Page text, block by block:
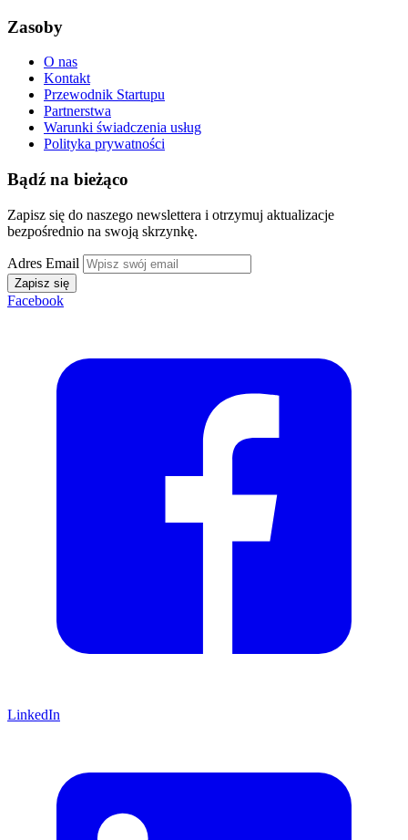
Zasoby
O nas
Kontakt
Przewodnik Startupu
Partnerstwa
Warunki świadczenia usług
Polityka prywatności
Bądź na bieżąco
Zapisz się do naszego newslettera i otrzymuj aktualizacje
bezpośrednio na swoją skrzynkę.
Adres Email
Zapisz się
Facebook
LinkedIn